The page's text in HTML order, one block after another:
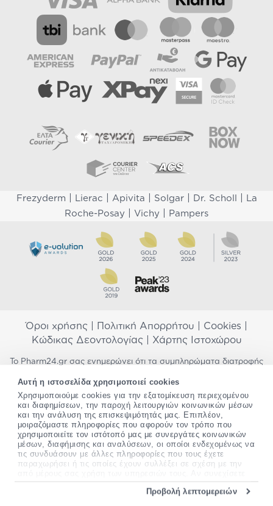
Αυτή η ιστοσελίδα χρησιμοποιεί cookies
Χρησιμοποιούμε cookies για την εξατομίκευση περιεχομένου
και διαφημίσεων, την παροχή λειτουργιών κοινωνικών μέσων
και την ανάλυση της επισκεψιμότητάς μας. Επιπλέον,
μοιραζόμαστε πληροφορίες που αφορούν τον τρόπο που
χρησιμοποιείτε τον ιστότοπό μας με συνεργάτες κοινωνικών
μέσων, διαφήμισης και αναλύσεων, οι οποίοι ενδεχομένως να
τις συνδυάσουν με άλλες πληροφορίες που τους έχετε
παραχωρήσει ή τις οποίες έχουν συλλέξει σε σχέση με την
Προβολή λεπτομερειών
Frezyderm Lierac Apivita Solgar| Dr. Scholl
La
Roche-Posay
Vichy Pampers
Όροι χρήσης Πολιτική Απορρήτου Cookies
Κώδικας Δεοντολογίας| Χάρτης Ιστοχώρου
Το Pharm24.gr σας ενημερώνει ότι τα συμπληρώματα διατροφής
προορίζονται για την πρόληψη, αγωγή ή θεραπεία ανθρώπινης
νόσου. Συμβουλευτείτε τον γιατρό σας εάν είστε έγκυος,
θηλάζετε, ακολουθείτε παράλληλα φαρμακευτική αγωγή ή
αντιμετωπίζετε προβλήματα υγείας πριν χρησιμοποιήσετε
οποιοδήποτε συμπλήρωμα διατροφής. Προσπαθούμε διαρκώς να
σας παρέχουμε ακριβείς και έγκυρες πληροφορίες. Σε περίπτωση
που έχετε κάποια ερώτηση ή παρατήρηση σχετικά με αυτές,
παρακαλώεπικοινωνήστε μαζί μας.
2012-2026 - All rights Reserved •